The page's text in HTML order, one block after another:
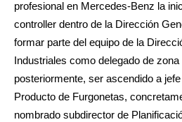
profesional en Mercedes-Benz la
controller dentro de la Dirección
formar parte del equipo de la
Industriales como delegado de
posteriormente, ser ascendido a
Producto de Furgonetas,
nombrado subdirector de